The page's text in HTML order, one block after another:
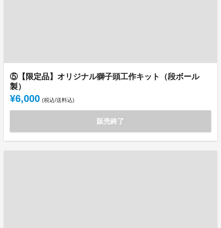
⑤【限定品】オリジナル獅子頭工作キット（段ボール
製）
¥6,000 (税込/送料込)
販売終了